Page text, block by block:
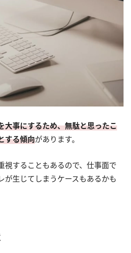
大事にするため、無駄と思ったこ
する傾向があります。
視することもあるので、仕事面で
が生じてしまうケースもあるかも